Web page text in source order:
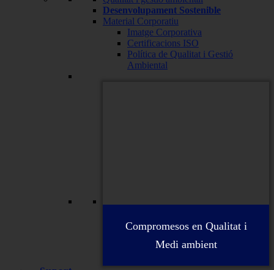
Desenvolupament Sostenible
Material Corporatiu
Imatge Corporativa
Certificacions ISO
Política de Qualitat i Gestió
Ambiental
Compromesos en Qualitat i
Medi ambient